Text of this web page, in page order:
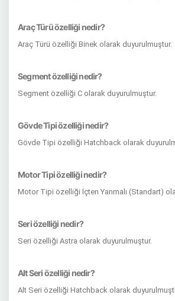
Araç Türü özelliği nedir?
Araç Türü özelliği Binek olarak duyurulmuştur.
Segment özelliği nedir?
Segment özelliği C olarak duyurulmuştur.
Gövde Tipi özelliği nedir?
Gövde Tipi özelliği Hatchback olarak
Motor Tipi özelliği nedir?
Motor Tipi özelliği İçten Yanmalı (Standart)
Seri özelliği nedir?
Seri özelliği Astra olarak duyurulmuştur.
Alt Seri özelliği nedir?
Alt Seri özelliği Hatchback olarak